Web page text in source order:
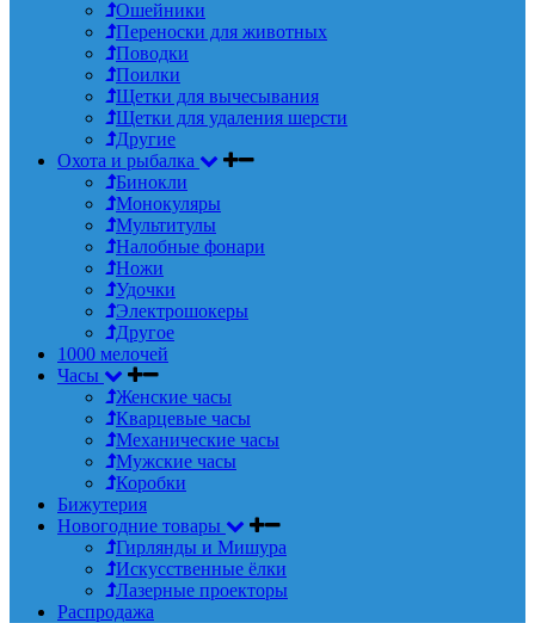
Ошейники
Переноски для животных
Поводки
Поилки
Щетки для вычесывания
Щетки для удаления шерсти
Другие
Охота и рыбалка
Бинокли
Монокуляры
Мультитулы
Налобные фонари
Ножи
Удочки
Электрошокеры
Другое
1000 мелочей
Часы
Женские часы
Кварцевые часы
Механические часы
Мужские часы
Коробки
Бижутерия
Новогодние товары
Гирлянды и Мишура
Искусственные ёлки
Лазерные проекторы
Распродажа